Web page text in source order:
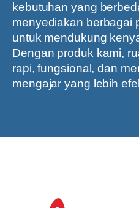
kebutuhan yang
menyediakan berbagai
untuk mendukung
Dengan produk kami,
rapi, fungsional, dan
mengajar yang lebih